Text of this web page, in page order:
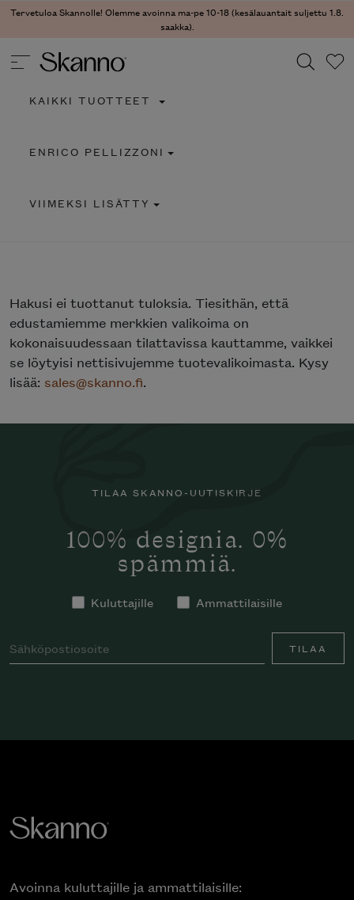
Tervetuloa Skannolle! Olemme avoinna ma-pe 10-18 (kesälauantait suljettu 1.8.
saakka).
Type 2 or more characters for results.
KAIKKI TUOTTEET
ENRICO PELLIZZONI
VIIMEKSI LISÄTTY
Hakusi ei tuottanut tuloksia. Tiesithän, että
edustamiemme merkkien valikoima on
kokonaisuudessaan tilattavissa kauttamme, vaikkei
se löytyisi nettisivujemme tuotevalikoimasta. Kysy
lisää: sales@skanno.fi.
TILAA SKANNO-UUTISKIRJE
100% designia. 0%
spämmiä.
Kuluttajille Ammattilaisille
TILAA
Avoinna kuluttajille ja ammattilaisille: